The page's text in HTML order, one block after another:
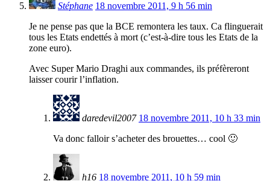
Stéphane 18 novembre 2011, 9 h 56 min
Je ne pense pas que la BCE remontera les taux. Ca flinguerait
tous les Etats endettés à mort (c’est-à-dire tous les Etats de la
zone euro).
Avec Super Mario Draghi aux commandes, ils préfèreront
laisser courir l’inflation.
daredevil2007 18 novembre 2011, 10 h 33 min
Va donc falloir s’acheter des brouettes… cool 🙂
h16 18 novembre 2011, 10 h 59 min